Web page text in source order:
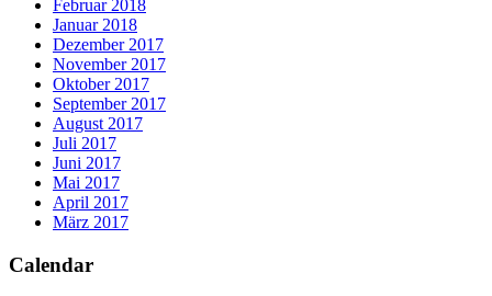
Februar 2018
Januar 2018
Dezember 2017
November 2017
Oktober 2017
September 2017
August 2017
Juli 2017
Juni 2017
Mai 2017
April 2017
März 2017
Calendar